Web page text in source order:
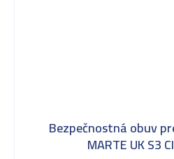
Bezpečnostná obuv
MARTE UK S3